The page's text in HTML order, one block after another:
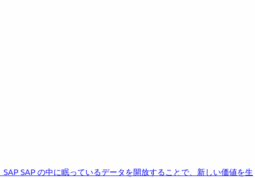
SAPSAP の中に眠っているデータを開放することで、新しい価値を生